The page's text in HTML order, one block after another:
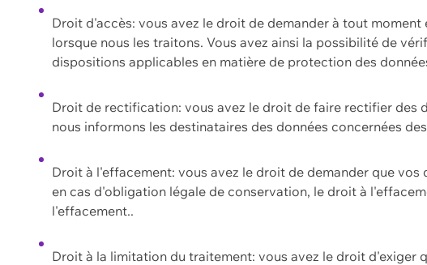
Droit d'accès: vous avez le droit de demander à tout
lorsque nous les traitons. Vous avez ainsi la possibilité de
dispositions applicables en matière de protection des
Droit de rectification: vous avez le droit de faire rectifier des
nous informons les destinataires des données concernées
Droit à l'effacement: vous avez le droit de demander que
en cas d'obligation légale de conservation, le droit à
l'effacement..
Droit à la limitation du traitement: vous avez le droit d'exiger